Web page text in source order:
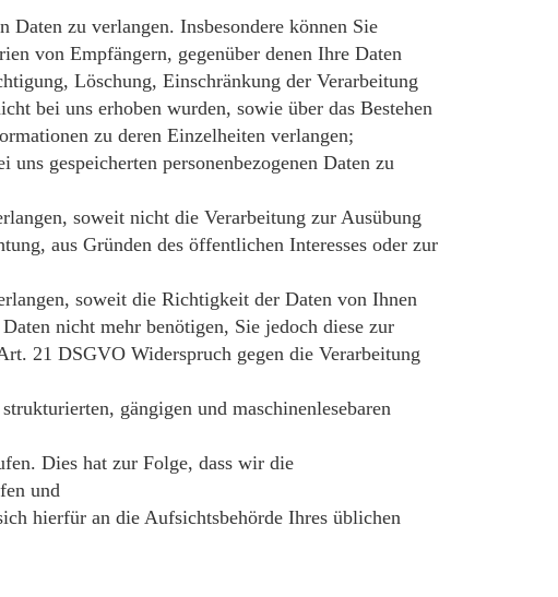
zu verlangen. Insbesondere können Sie
von Empfängern, gegenüber denen Ihre Daten
Löschung, Einschränkung der Verarbeitung
bei uns erhoben wurden, sowie über das Bestehen
zu deren Einzelheiten verlangen;
gespeicherten personenbezogenen Daten zu
soweit nicht die Verarbeitung zur Ausübung
aus Gründen des öffentlichen Interesses oder zur
soweit die Richtigkeit der Daten von Ihnen
nicht mehr benötigen, Sie jedoch diese zur
21 DSGVO Widerspruch gegen die Verarbeitung
gängigen und maschinenlesebaren
Dies hat zur Folge, dass wir die
und
hierfür an die Aufsichtsbehörde Ihres üblichen